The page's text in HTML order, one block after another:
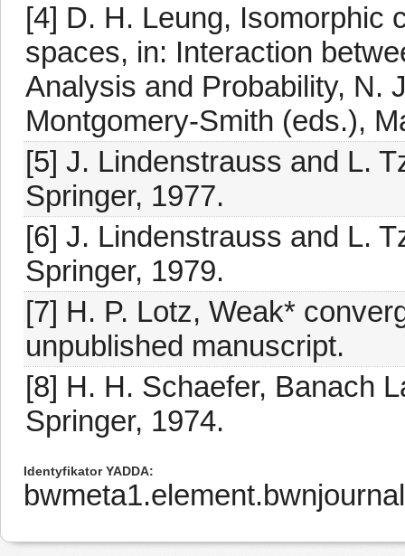
[4] D. H. Leung, Isomorphic
spaces, in: Interaction
Analysis and Probability, N.
Montgomery-Smith (eds.),
[5] J. Lindenstrauss and L.
Springer, 1977.
[6] J. Lindenstrauss and L.
Springer, 1979.
[7] H. P. Lotz, Weak*
unpublished manuscript.
[8] H. H. Schaefer, Banach
Springer, 1974.
Identyfikator YADDA